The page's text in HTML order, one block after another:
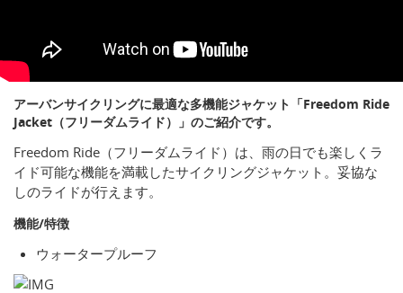
アーバンサイクリングに最適な多機能ジャケット「Freedom Ride
Jacket（フリーダムライド）」のご紹介です。
Freedom Ride（フリーダムライド）は、雨の日でも楽しくラ
イド可能な機能を満載したサイクリングジャケット。妥協な
しのライドが行えます。
機能/特徴
ウォータープルーフ